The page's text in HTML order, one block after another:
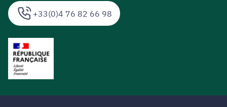
+33(0)4 76 82 66 98